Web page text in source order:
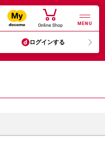
MENU
ログインする